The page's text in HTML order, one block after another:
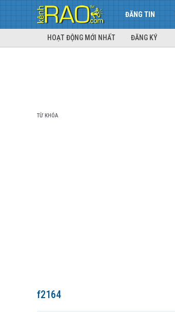
ĐĂNG TIN
HOẠT ĐỘNG MỚI NHẤT ĐĂNG KÝ
TỪ KHÓA
f2164